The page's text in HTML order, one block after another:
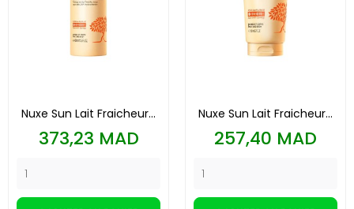
Nuxe Sun Lait Fraicheur...
Prix
373,23 MAD
Nuxe Sun Lait Fraicheur...
Prix
257,40 MAD